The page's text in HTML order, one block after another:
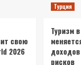
свою
2026
Турция
Туризм
рисков